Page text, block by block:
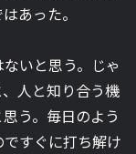
あった。
いと思う。じゃ
人と知り合う機
う。毎日のよう
すぐに打ち解け